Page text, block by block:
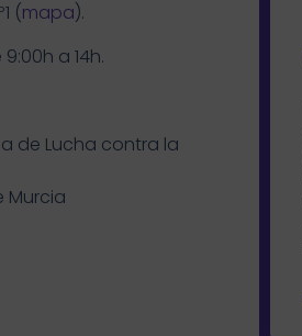
(mapa).
a 14h.
de Lucha contra la
Murcia